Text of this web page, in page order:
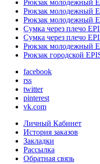
Рюкзак молодежный
Рюкзак молодежный
Рюкзак молодежный
Сумка через плечо
Сумка через плечо
Рюкзак молодежный
Рюкзак городской
facebook
rss
twitter
pinterest
vk.com
Личный Кабинет
История заказов
Закладки
Рассылка
Обратная связь